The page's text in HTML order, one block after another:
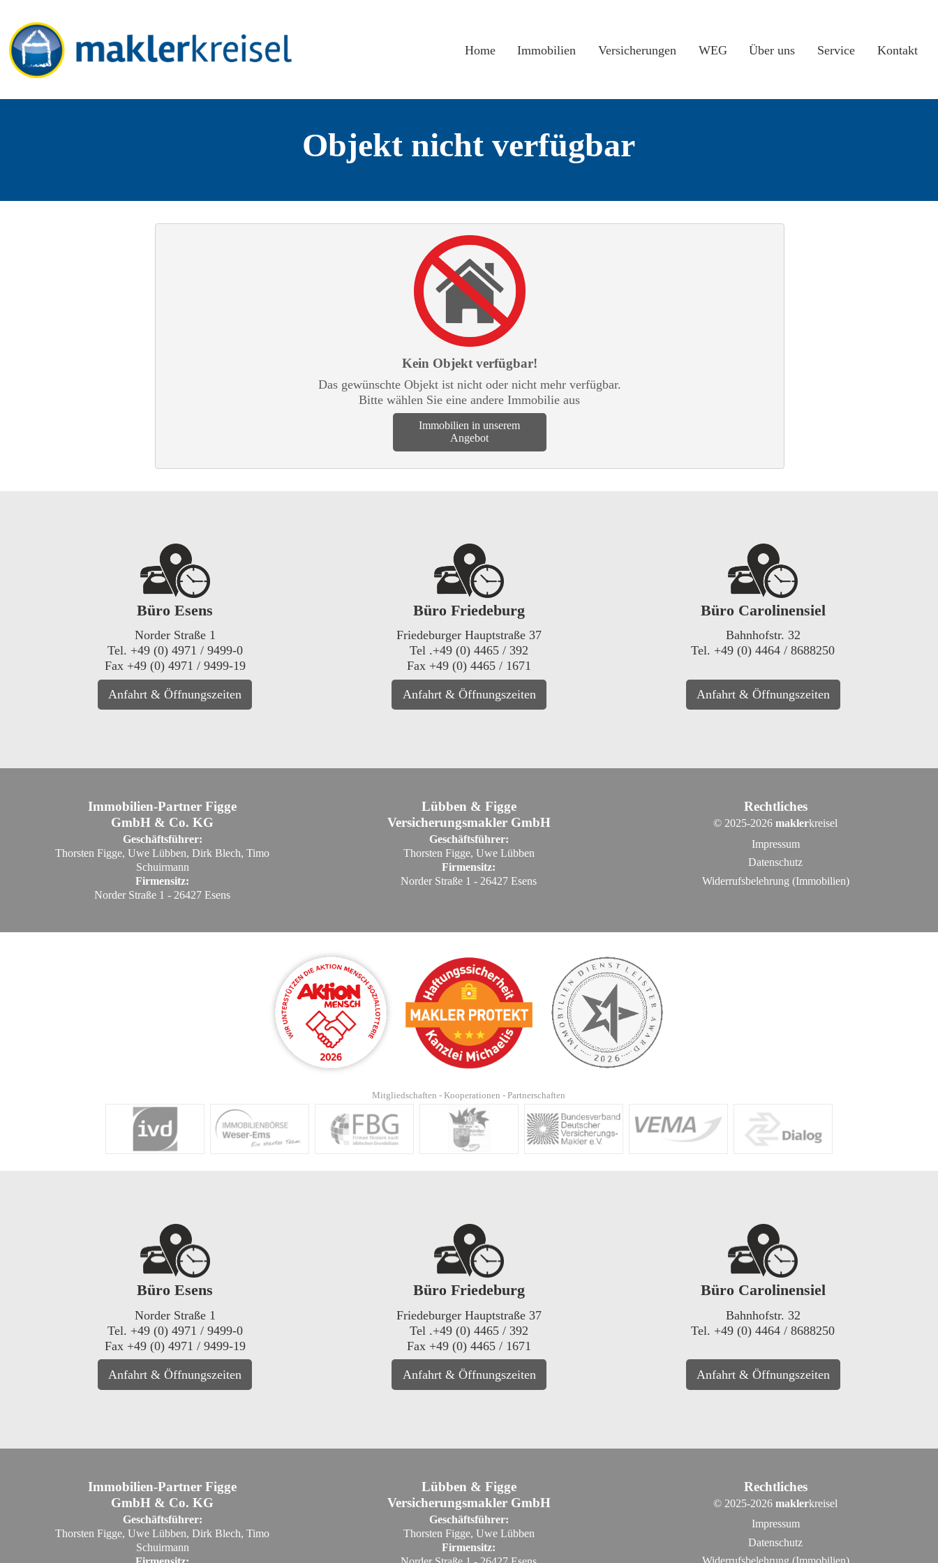
Home Immobilien Versicherungen WEG Über uns Service Kontakt
Objekt nicht verfügbar
Kein Objekt verfügbar!
Das gewünschte Objekt ist nicht oder nicht mehr verfügbar.
Bitte wählen Sie eine andere Immobilie aus
Immobilien in unserem
Angebot
Büro Esens
Norder Straße 1
Tel. +49 (0) 4971 / 9499-0
Fax +49 (0) 4971 / 9499-19
Anfahrt & Öffnungszeiten
Büro Friedeburg
Friedeburger Hauptstraße 37
Tel .+49 (0) 4465 / 392
Fax +49 (0) 4465 / 1671
Anfahrt & Öffnungszeiten
Büro Carolinensiel
Bahnhofstr. 32
Tel. +49 (0) 4464 / 8688250
Anfahrt & Öffnungszeiten
Immobilien-Partner Figge
GmbH & Co. KG
Geschäftsführer:
Thorsten Figge, Uwe Lübben, Dirk Blech, Timo
Schuirmann
Firmensitz:
Norder Straße 1 - 26427 Esens
Lübben & Figge
Versicherungsmakler GmbH
Geschäftsführer:
Thorsten Figge, Uwe Lübben
Firmensitz:
Norder Straße 1 - 26427 Esens
Rechtliches
© 2025-2026maklerkreisel
Impressum
Datenschutz
Widerrufsbelehrung (Immobilien)
Mitgliedschaften - Kooperationen - Partnerschaften
Büro Esens
Norder Straße 1
Tel. +49 (0) 4971 / 9499-0
Fax +49 (0) 4971 / 9499-19
Anfahrt & Öffnungszeiten
Büro Friedeburg
Friedeburger Hauptstraße 37
Tel .+49 (0) 4465 / 392
Fax +49 (0) 4465 / 1671
Anfahrt & Öffnungszeiten
Büro Carolinensiel
Bahnhofstr. 32
Tel. +49 (0) 4464 / 8688250
Anfahrt & Öffnungszeiten
Immobilien-Partner Figge
GmbH & Co. KG
Geschäftsführer:
Thorsten Figge, Uwe Lübben, Dirk Blech, Timo
Schuirmann
Lübben & Figge
Versicherungsmakler GmbH
Geschäftsführer:
Thorsten Figge, Uwe Lübben
Firmensitz:
Rechtliches
© 2025-2026maklerkreisel
Impressum
Datenschutz